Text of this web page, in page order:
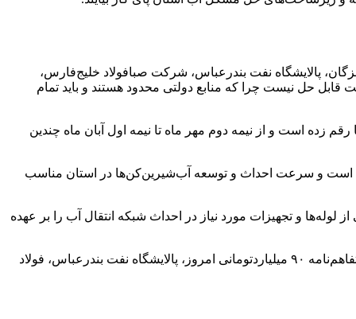
پالایشگاه نفت بندرعباس، شرکت صبافولاد خلیج‌فارس،
:برخی از مسائل به تنهایی توسط دولت قابل حل نیست چرا که منابع دولتی محدود هستند و باید تمام
زده است و از نیمه دوم مهر ماه تا نیمه اول آبان ماه چندین
باسعیدو، تنب، هرنگ، سوزا و ۲۰۰ هزار مترمکعبی به اتمام رسیده است و سرعت احداث و توسعه آب‌شیرین‌کن‌ها در استان مناسب
لوله‌ها و تجهیزات مورد نیاز در احداث شبکه انتقال آب را بر عهده
وی خاطرنشان‌کرد: مسئولیت‌های اجتماعی صنایع، کمک بزرگی به دولت در بحث حل مشکل آب مردم استان است و برای تامین لوله طبق تفاهم‌نامه ۹۰ میلیاردتومانی امروز، پالایشگاه نفت بندرعباس، فولاد